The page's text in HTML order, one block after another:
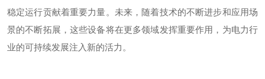
稳定运行贡献着重要力量。未来，随着技术的不断进步和应用场
景的不断拓展，这些设备将在更多领域发挥重要作用，为电力行
业的可持续发展注入新的活力。